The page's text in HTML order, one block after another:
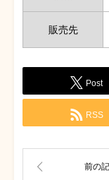
販売先
Post
RSS